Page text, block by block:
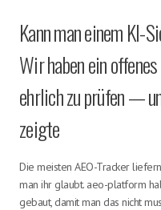
Kann man einem
Wir haben ein
ehrlich zu prüfen —
zeigte
Die meisten AEO-Tracker
man ihr glaubt. aeo-platform
gebaut, damit man das nicht